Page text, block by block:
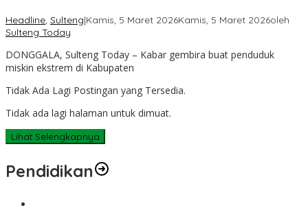
Headline, Sulteng|Kamis, 5 Maret 2026Kamis, 5 Maret 2026oleh
Sulteng Today
DONGGALA, Sulteng Today – Kabar gembira buat penduduk
miskin ekstrem di Kabupaten
Tidak Ada Lagi Postingan yang Tersedia.
Tidak ada lagi halaman untuk dimuat.
Lihat Selengkapnya
Pendidikan